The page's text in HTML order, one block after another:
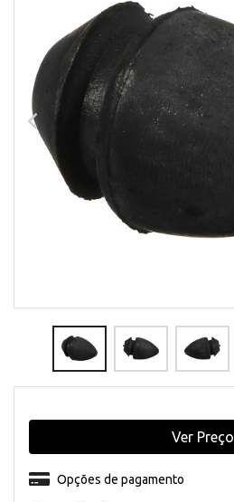
Opções de pagamento
Ver Preço